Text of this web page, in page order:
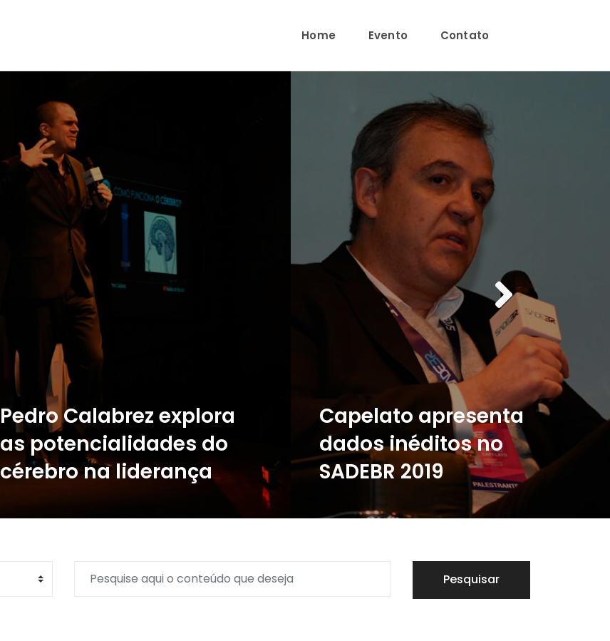
Home Evento Contato
Pedro Calabrez explora
as potencialidades do
cérebro na liderança
Capelato apresenta
dados inéditos no
SADEBR 2019
Participação no evento ainda contou com
debate com o jornalista William Waack
Pesquisar